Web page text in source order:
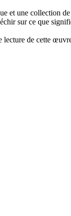
et une collection
sur ce que
de cette